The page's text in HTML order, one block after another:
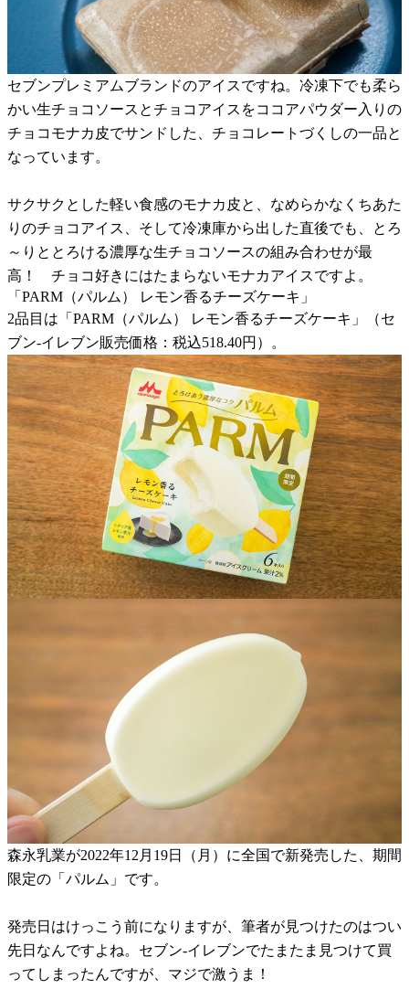
セブンプレミアムブランドのアイスですね。冷凍下でも柔ら
かい生チョコソースとチョコアイスをココアパウダー入りの
チョコモナカ皮でサンドした、チョコレートづくしの一品と
なっています。
サクサクとした軽い食感のモナカ皮と、なめらかなくちあた
りのチョコアイス、そして冷凍庫から出した直後でも、とろ
～りととろける濃厚な生チョコソースの組み合わせが最
高！ チョコ好きにはたまらないモナカアイスですよ。
「PARM（パルム） レモン香るチーズケーキ」
2品目は「PARM（パルム） レモン香るチーズケーキ」（セ
ブン-イレブン販売価格：税込518.40円）。
森永乳業が2022年12月19日（月）に全国で新発売した、期間
限定の「パルム」です。
発売日はけっこう前になりますが、筆者が見つけたのはつい
先日なんですよね。セブン-イレブンでたまたま見つけて買
ってしまったんですが、マジで激うま！